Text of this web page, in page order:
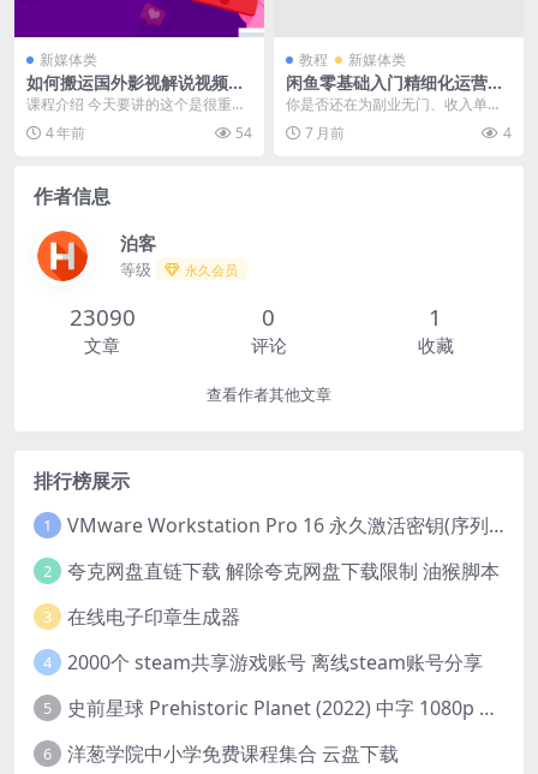
新媒体类
如何搬运国外影视解说视频伪
原创
课程介绍 今天要讲的这个是很重要
的底层逻辑，把这个逻辑运用到搬
国外解说视频上，我...
4 年前 54
教程 新媒体类
闲鱼零基础入门精细化运营实
战教学｜暴力玩法+高效变现
秘籍，小白也能月入过万！
你是否还在为副业无门、收入单一
而焦虑？《闲鱼零基础入门精细化
运营实战教学》专为新...
7 月前 4
作者信息
泊客
等级 永久会员
23090
文章
0
评论
1
收藏
查看作者其他文章
排行榜展示
1 VMware Workstation Pro 16 永久激活密钥(序列号)
2 夸克网盘直链下载 解除夸克网盘下载限制 油猴脚本
3 在线电子印章生成器
4 2000个 steam共享游戏账号 离线steam账号分享
5 史前星球 Prehistoric Planet (2022) 中字 1080p 高清 阿里云盘 2022.5.27已更新全集
6 洋葱学院中小学免费课程集合 云盘下载